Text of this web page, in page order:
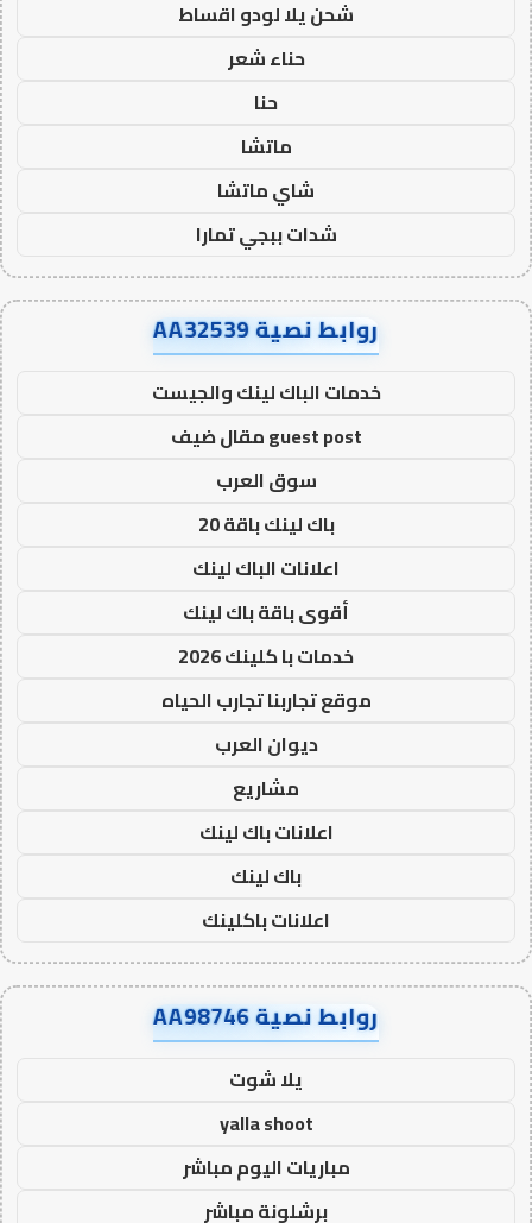
شحن يلا لودو اقساط
حناء شعر
حنا
ماتشا
شاي ماتشا
شدات ببجي تمارا
روابط نصية AA32539
خدمات الباك لينك والجيست
guest post مقال ضيف
سوق العرب
باك لينك باقة 20
اعلانات الباك لينك
أقوى باقة باك لينك
خدمات با كلينك 2026
موقع تجاربنا تجارب الحياه
ديوان العرب
مشاريع
اعلانات باك لينك
باك لينك
اعلانات باكلينك
روابط نصية AA98746
يلا شوت
yalla shoot
مباريات اليوم مباشر
برشلونة مباشر